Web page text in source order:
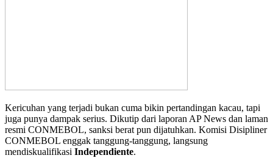
Kericuhan yang terjadi bukan cuma bikin pertandingan kacau, tapi
juga punya dampak serius. Dikutip dari laporan AP News dan laman
resmi CONMEBOL, sanksi berat pun dijatuhkan. Komisi Disipliner
CONMEBOL enggak tanggung-tanggung, langsung
mendiskualifikasi Independiente.